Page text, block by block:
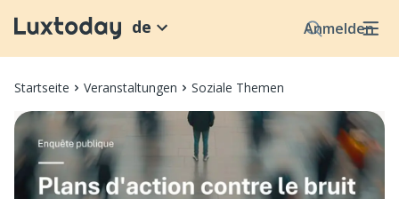
Anmelden
de
Startseite Veranstaltungen Soziale Themen